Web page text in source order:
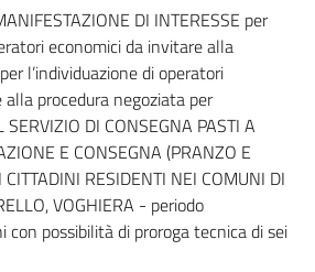
DI INTERESSE per
economici da invitare alla
l’individuazione di operatori
procedura negoziata per
SERVIZIO DI CONSEGNA PASTI A
E CONSEGNA (PRANZO E
RESIDENTI NEI COMUNI DI
VOGHIERA - periodo
possibilità di proroga tecnica di sei